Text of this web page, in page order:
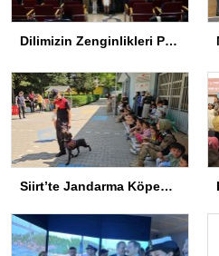
Dilimizin Zenginlikleri Projesi Kapanış Töreni
Siirt’te Jandarma Köpekleri Anaokulu’nda Gösteri Yaptı